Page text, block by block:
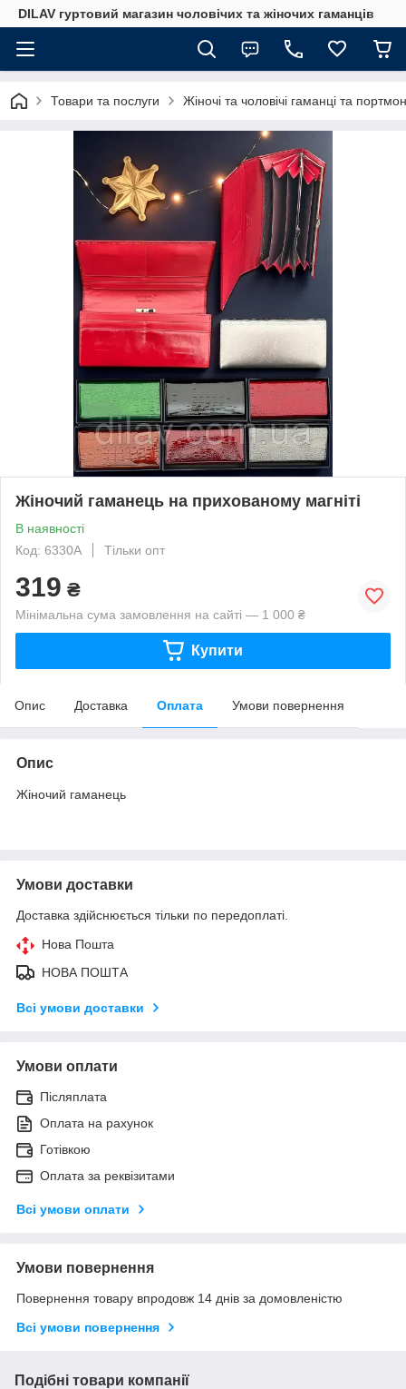
DILAV гуртовий магазин чоловічих та жіночих гаманців
Товари та послуги Жіночі та чоловічі гаманці та
Жіночий гаманець на прихованому магніті
В наявності
Код: 6330A
Тільки опт
319 ₴
Мінімальна сума замовлення на сайті — 1 000 ₴
Купити
Опис Доставка Оплата Умови повернення
Опис
Жіночий гаманець
Умови доставки
Доставка здійснюється тільки по передоплаті.
Нова Пошта
НОВА ПОШТА
Всі умови доставки
Умови оплати
Післяплата
Оплата на рахунок
Готівкою
Оплата за реквізитами
Всі умови оплати
Умови повернення
Повернення товару впродовж 14 днів за домовленістю
Всі умови повернення
Подібні товари компанії